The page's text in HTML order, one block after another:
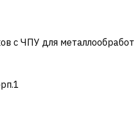
с ЧПУ для